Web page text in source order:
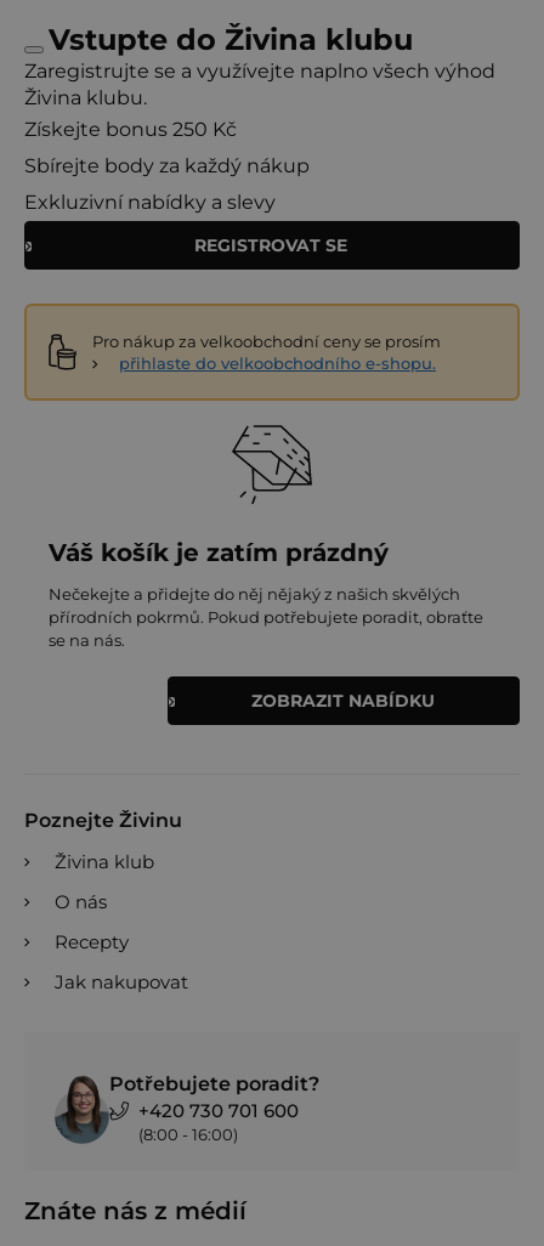
Vstupte do Živina klubu
Zaregistrujte se a využívejte naplno všech výhod
Živina klubu.
Získejte bonus 250 Kč
Sbírejte body za každý nákup
Exkluzivní nabídky a slevy
REGISTROVAT SE
Pro nákup za velkoobchodní ceny se prosím
přihlaste do velkoobchodního e-shopu.
Váš košík je zatím prázdný
Nečekejte a přidejte do něj nějaký z našich skvělých
přírodních pokrmů. Pokud potřebujete poradit, obraťte
se na nás.
ZOBRAZIT NABÍDKU
Poznejte Živinu
Živina klub
O nás
Recepty
Jak nakupovat
Potřebujete poradit?
+420 730 701 600
(8:00 - 16:00)
Znáte nás z médií